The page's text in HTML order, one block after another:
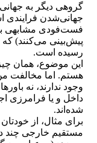
گروهی دیگر به
جهانی‌شدن فرایندی
فست‌فودی مشابهی
پیش‌بینی می‌کنند) که
رسیده است.
این موضوع، همان
هستم. اما مخالفت
وجود ندارند، نه
داخل و یا فرامرزی
شده‌اند.
برای مثال، از
مستقیم خارجی چند